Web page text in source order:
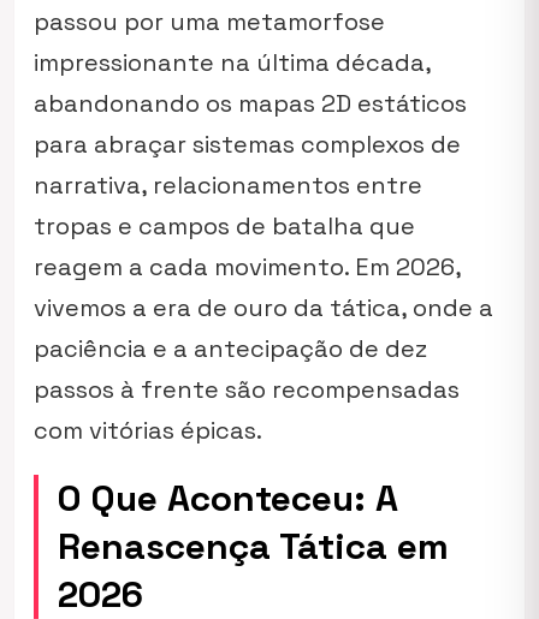
passou por uma metamorfose
impressionante na última década,
abandonando os mapas 2D estáticos
para abraçar sistemas complexos de
narrativa, relacionamentos entre
tropas e campos de batalha que
reagem a cada movimento. Em 2026,
vivemos a era de ouro da tática, onde a
paciência e a antecipação de dez
passos à frente são recompensadas
com vitórias épicas.
O Que Aconteceu: A
Renascença Tática em
2026